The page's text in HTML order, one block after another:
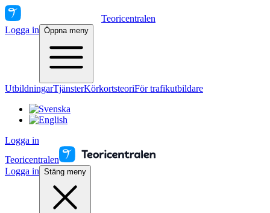
Teoricentralen
Logga in Öppna meny
UtbildningarTjänsterKörkortsteoriFör trafikutbildare
Logga in
Teoricentralen
Logga in Stäng meny